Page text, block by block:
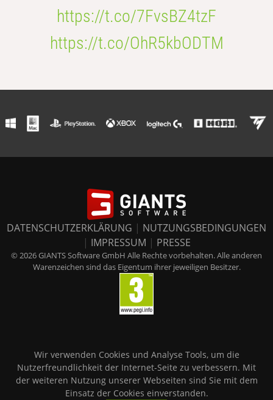
https://t.co/7FvsBZ4tzF
https://t.co/OhR5kbODTM
DATENSCHUTZERKLÄRUNG | NUTZUNGSBEDINGUNGEN
| IMPRESSUM | PRESSE
© 2026 GIANTS Software GmbH Alle Rechte vorbehalten. Alle anderen
Warenzeichen sind das Eigentum ihrer jeweiligen Besitzer.
Wir verwenden Cookies und Analyse Tools, um die
Nutzerfreundlichkeit der Internet-Seite zu verbessern. Mit
der weiteren Nutzung unserer Webseiten sind Sie mit dem
Einsatz der Cookies einverstanden.